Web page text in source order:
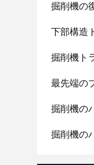
掘削機の
下部構造
掘削機ト
最先端の
掘削機の
掘削機の